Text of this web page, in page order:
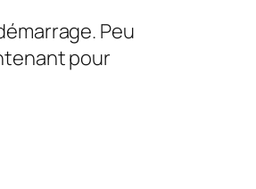
Peu
pour